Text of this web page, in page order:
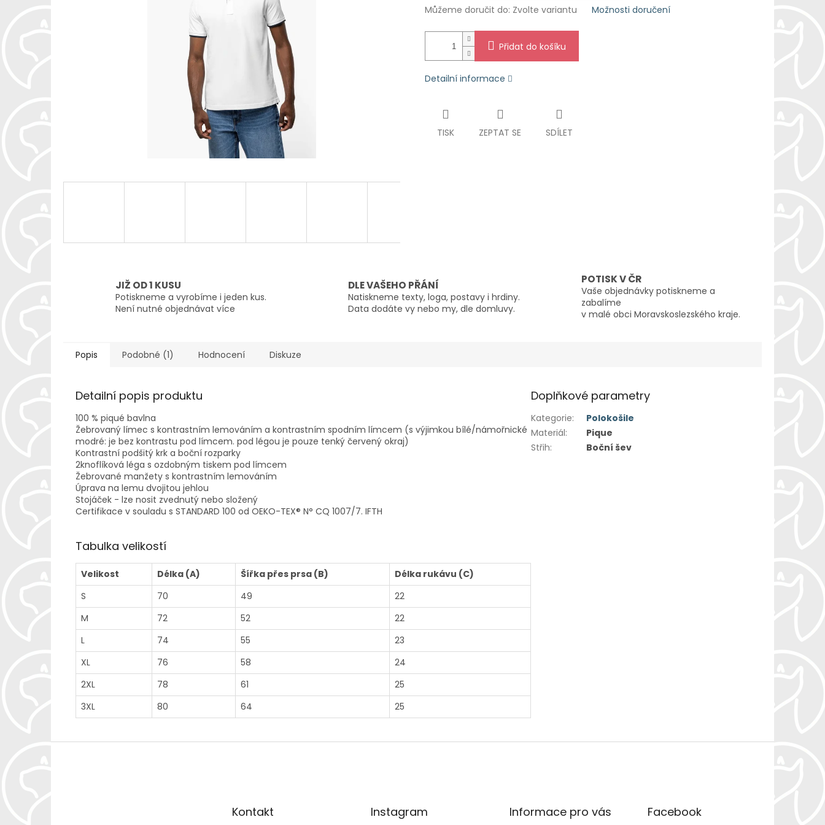
Můžeme doručit do: Zvolte variantu Možnosti doručení
Přidat do košíku
Detailní informace
TISK ZEPTAT SE SDÍLET
JIŽ OD 1 KUSU
Potiskneme a vyrobíme i jeden kus.
Není nutné objednávat více
DLE VAŠEHO PŘÁNÍ
Natiskneme texty, loga, postavy i hrdiny.
Data dodáte vy nebo my, dle domluvy.
POTISK V ČR
Vaše objednávky potiskneme a
zabalíme
v malé obci Moravskoslezského kraje.
Popis Podobné (1) Hodnocení Diskuze
Detailní popis produktu
100 % piqué bavlna
Žebrovaný límec s kontrastním lemováním a kontrastním spodním límcem (s výjimkou bílé/námořnické
modré: je bez kontrastu pod límcem. pod légou je pouze tenký červený okraj)
Kontrastní podšitý krk a boční rozparky
2knoflíková léga s ozdobným tiskem pod límcem
Žebrované manžety s kontrastním lemováním
Úprava na lemu dvojitou jehlou
Stojáček - lze nosit zvednutý nebo složený
Certifikace v souladu s STANDARD 100 od OEKO-TEX® N° CQ 1007/7. IFTH
Tabulka velikostí
Velikost Délka (A) Šířka přes prsa (B)
Délka rukávu (C)
S
70 49
22
M
72 52
22
L
74 55
23
XL
76 58
24
2XL
78 61
25
3XL
80 64 25
Doplňkové parametry
Kategorie:
Polokošile
Materiál:
Pique
Střih: Boční šev
Kontakt Instagram Informace pro vás Facebook